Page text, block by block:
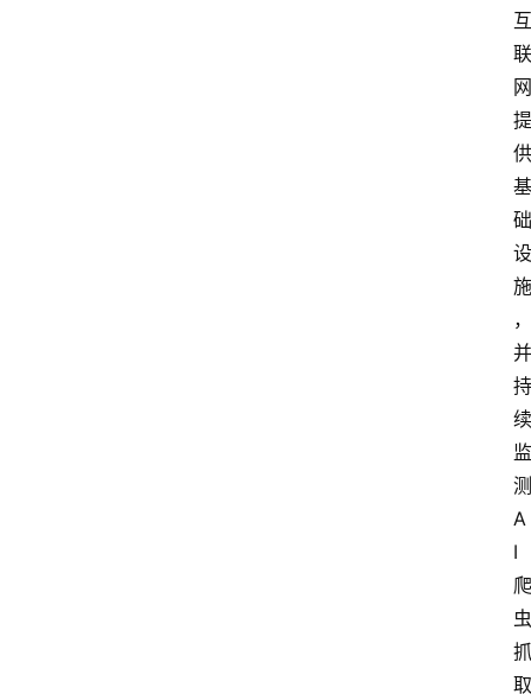
互
联
网
提
供
基
础
设
施
，
并
持
续
监
测
A
I
爬
虫
抓
取